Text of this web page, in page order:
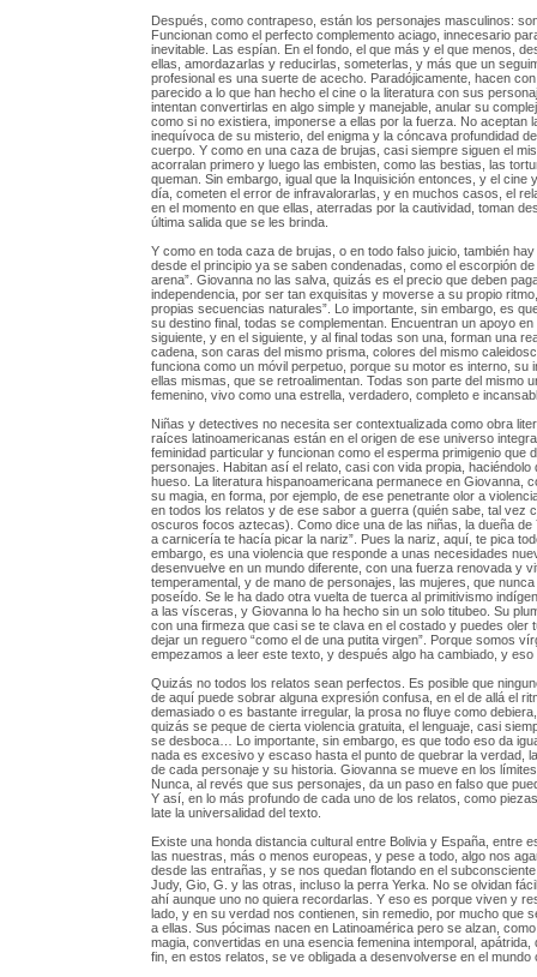
Después, como contrapeso, están los personajes masculinos:
Funcionan como el perfecto complemento aciago, innecesario
inevitable. Las espían. En el fondo, el que más y el que menos,
ellas, amordazarlas y reducirlas, someterlas, y más que un
profesional es una suerte de acecho. Paradójicamente, hacen
parecido a lo que han hecho el cine o la literatura con sus
intentan convertirlas en algo simple y manejable, anular su
como si no existiera, imponerse a ellas por la fuerza. No aceptan
inequívoca de su misterio, del enigma y la cóncava profundidad
cuerpo. Y como en una caza de brujas, casi siempre siguen el
acorralan primero y luego las embisten, como las bestias, las
queman. Sin embargo, igual que la Inquisición entonces, y el cine
día, cometen el error de infravalorarlas, y en muchos casos, el
en el momento en que ellas, aterradas por la cautividad, toman
última salida que se les brinda.
Y como en toda caza de brujas, o en todo falso juicio, también
desde el principio ya se saben condenadas, como el escorpión de
arena”. Giovanna no las salva, quizás es el precio que deben
independencia, por ser tan exquisitas y moverse a su propio
propias secuencias naturales”. Lo importante, sin embargo, es
su destino final, todas se complementan. Encuentran un apoyo en
siguiente, y en el siguiente, y al final todas son una, forman una
cadena, son caras del mismo prisma, colores del mismo
funciona como un móvil perpetuo, porque su motor es interno, su
ellas mismas, que se retroalimentan. Todas son parte del mismo
femenino, vivo como una estrella, verdadero, completo e
Niñas y detectives no necesita ser contextualizada como obra
raíces latinoamericanas están en el origen de ese universo
feminidad particular y funcionan como el esperma primigenio que
personajes. Habitan así el relato, casi con vida propia, haciéndolo
hueso. La literatura hispanoamericana permanece en Giovanna,
su magia, en forma, por ejemplo, de ese penetrante olor a
en todos los relatos y de ese sabor a guerra (quién sabe, tal vez
oscuros focos aztecas). Como dice una de las niñas, la dueña de
a carnicería te hacía picar la nariz”. Pues la nariz, aquí, te pica
embargo, es una violencia que responde a unas necesidades
desenvuelve en un mundo diferente, con una fuerza renovada y
temperamental, y de mano de personajes, las mujeres, que
poseído. Se le ha dado otra vuelta de tuerca al primitivismo
a las vísceras, y Giovanna lo ha hecho sin un solo titubeo. Su
con una firmeza que casi se te clava en el costado y puedes oler
dejar un reguero “como el de una putita virgen”. Porque somos
empezamos a leer este texto, y después algo ha cambiado, y eso
Quizás no todos los relatos sean perfectos. Es posible que
de aquí puede sobrar alguna expresión confusa, en el de allá el
demasiado o es bastante irregular, la prosa no fluye como
quizás se peque de cierta violencia gratuita, el lenguaje, casi
se desboca… Lo importante, sin embargo, es que todo eso da
nada es excesivo y escaso hasta el punto de quebrar la verdad,
de cada personaje y su historia. Giovanna se mueve en los
Nunca, al revés que sus personajes, da un paso en falso que
Y así, en lo más profundo de cada uno de los relatos, como
late la universalidad del texto.
Existe una honda distancia cultural entre Bolivia y España, entre
las nuestras, más o menos europeas, y pese a todo, algo nos
desde las entrañas, y se nos quedan flotando en el
Judy, Gio, G. y las otras, incluso la perra Yerka. No se olvidan
ahí aunque uno no quiera recordarlas. Y eso es porque viven y
lado, y en su verdad nos contienen, sin remedio, por mucho que
a ellas. Sus pócimas nacen en Latinoamérica pero se alzan,
magia, convertidas en una esencia femenina intemporal, apátrida,
fin, en estos relatos, se ve obligada a desenvolverse en el mundo